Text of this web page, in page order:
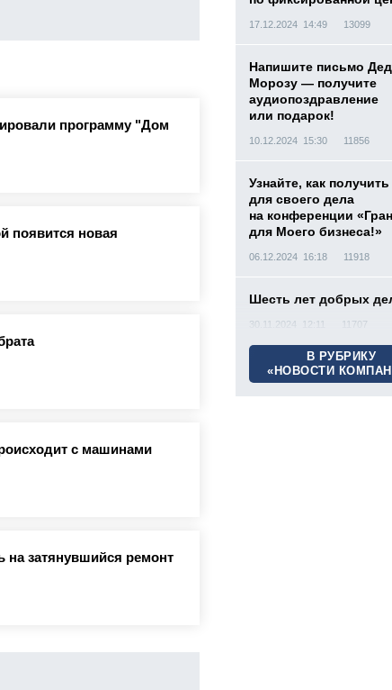
программу "Дом
появится новая
с машинами
затянувшийся ремонт
17.12.2024 14:49 13099
Напишите письмо
Морозу — получите
аудиопоздравление
или подарок!
10.12.2024 15:30 11856
Узнайте, как получить
для своего дела
на конференции
для Моего бизнеса!»
06.12.2024 16:18 11918
Шесть лет добрых
30.11.2024 12:11 11707
В РУБРИКУ
«НОВОСТИ